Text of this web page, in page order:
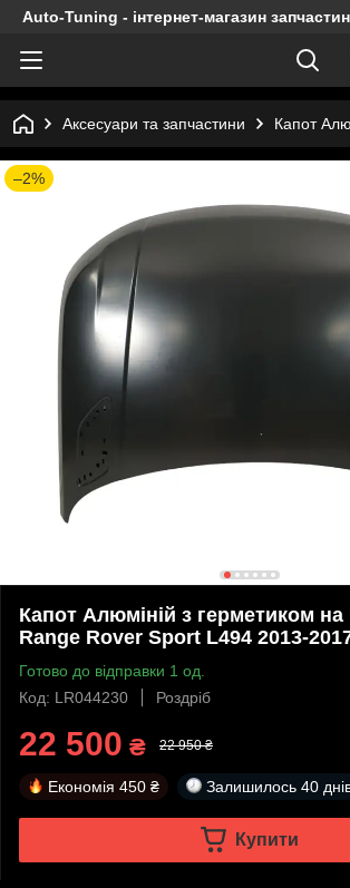
Auto-Tuning - інтернет-магазин запчастин
Аксесуари та запчастини Капот
–2%
Капот Алюміній з герметиком
Range Rover Sport L494 2013-
Готово до відправки 1 од.
Код: LR044230
Роздріб
22 500 ₴ 22 950 ₴
Економія 450 ₴ Залишилось 40
Купити